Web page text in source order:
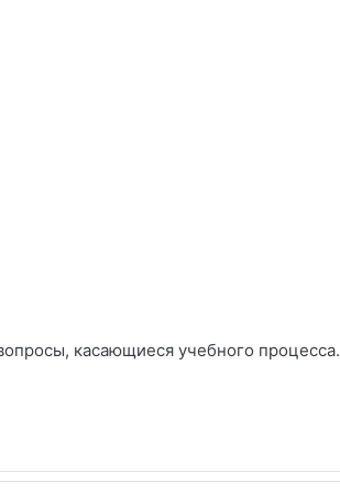
касающиеся учебного процесса.